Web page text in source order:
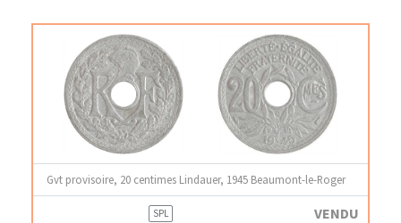
Gvt provisoire, 20 centimes Lindauer, 1945 Beaumont-le-Roger
SPL VENDU